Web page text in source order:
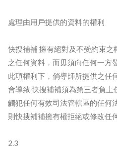
處理由用戶提供的資料的權利
快搜補補 擁有絕對及不受約束
之任何資料，而毋須向任何一方
此項權利下，倘導師所提供之任
會導致 快搜補補須為第三者負上
觸犯任何有效司法管轄區的任何
則快搜補補擁有權拒絕或修改任
2.3